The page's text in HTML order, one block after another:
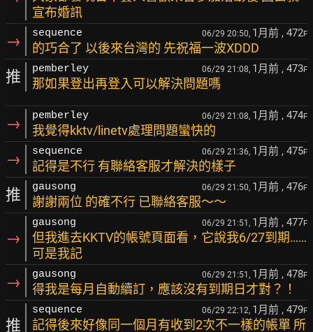
宣布婚訊
→ sequence 06/29 20:50, 1月前 , 472F
的巧合了 以後來台灣的 先祝福一波XDDD
推 pemberley 06/29 21:08, 1月前 , 473F
那如果登出再登入可以解決問題嗎
→ pemberley 06/29 21:08, 1月前 , 474F
我覺得kktv/linetv處理問題蠻快的
→ sequence 06/29 21:36, 1月前 , 475F
記得是不行 有聯絡客服才解決的樣子
推 gausong 06/29 21:50, 1月前 , 476F
謝謝兩位 的確不行 已聯絡客服～～
→
gausong 06/29 21:51, 1月前 , 477F
但我進去KKTV的帳號頁面看，它說我6/27到期……
可是我記
→ gausong 06/29 21:51, 1月前 , 478F
得我是每月自動續訂，應該沒有到期日才對？！
推
sequence 06/29 22:12, 1月前 , 479F
記得後來好像同一個月有收到2次不一樣的帳單 所